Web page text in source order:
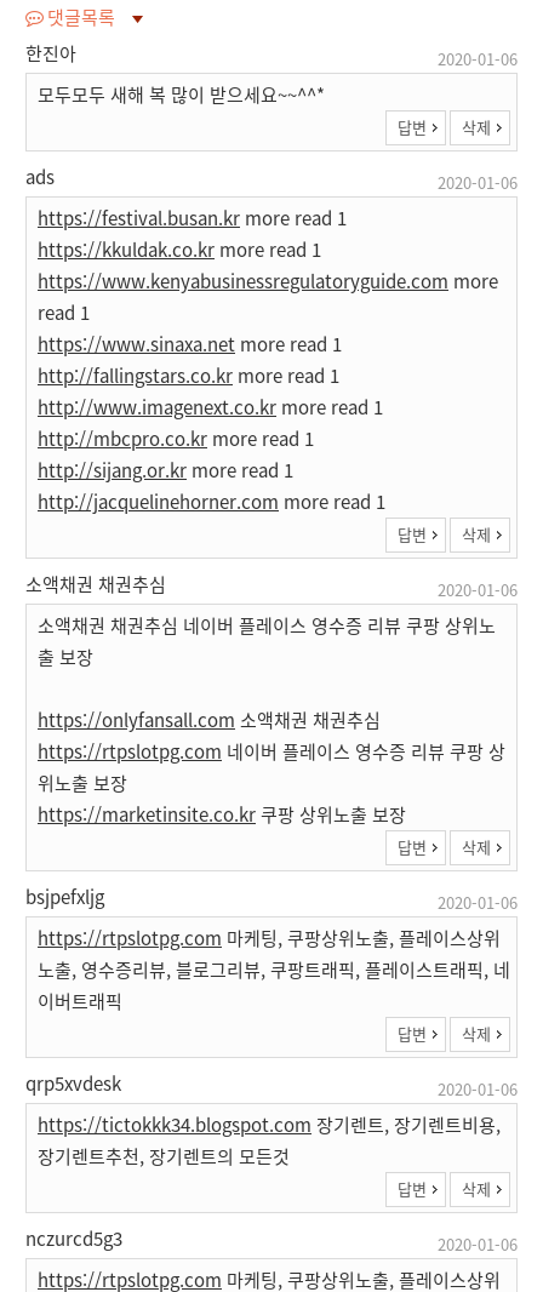
댓글목록
한진아
2020-01-06
모두모두 새해 복 많이 받으세요~~^^*
답변 삭제
ads 2020-01-06
https://festival.busan.kr more read 1
https://kkuldak.co.kr more read 1
https://www.kenyabusinessregulatoryguide.com more
read 1
https://www.sinaxa.net more read 1
http://fallingstars.co.kr more read 1
http://www.imagenext.co.kr more read 1
http://mbcpro.co.kr more read 1
http://sijang.or.kr more read 1
http://jacquelinehorner.com more read 1
답변 삭제
소액채권 채권추심 2020-01-06
소액채권 채권추심 네이버 플레이스 영수증 리뷰 쿠팡 상위노
출 보장
https://onlyfansall.com 소액채권 채권추심
https://rtpslotpg.com 네이버 플레이스 영수증 리뷰 쿠팡 상
위노출 보장
https://marketinsite.co.kr쿠팡 상위노출 보장
답변 삭제
bsjpefxljg 2020-01-06
https://rtpslotpg.com 마케팅, 쿠팡상위노출, 플레이스상위
노출, 영수증리뷰, 블로그리뷰, 쿠팡트래픽, 플레이스트래픽, 네
이버트래픽
답변 삭제
qrp5xvdesk 2020-01-06
https://tictokkk34.blogspot.com 장기렌트, 장기렌트비용,
장기렌트추천, 장기렌트의 모든것
답변 삭제
nczurcd5g3 2020-01-06
https://rtpslotpg.com 마케팅, 쿠팡상위노출, 플레이스상위